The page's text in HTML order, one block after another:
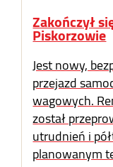
Zakończył
Piskorzowie
Jest nowy,
przejazd
wagowych.
został
utrudnień i
planowanym